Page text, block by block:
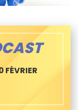
FÉVRIER